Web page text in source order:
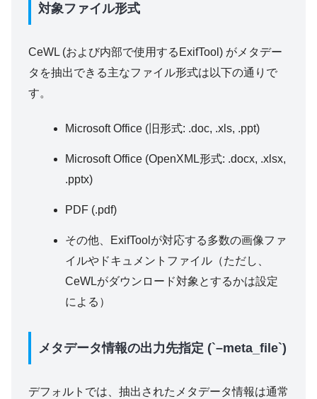
対象ファイル形式
CeWL (および内部で使用するExifTool) がメタデー
タを抽出できる主なファイル形式は以下の通りで
す。
Microsoft Office (旧形式: .doc, .xls, .ppt)
Microsoft Office (OpenXML形式: .docx, .xlsx,
.pptx)
PDF (.pdf)
その他、ExifToolが対応する多数の画像ファ
イルやドキュメントファイル（ただし、
CeWLがダウンロード対象とするかは設定
による）
メタデータ情報の出力先指定 (`–meta_file`)
デフォルトでは、抽出されたメタデータ情報は通常